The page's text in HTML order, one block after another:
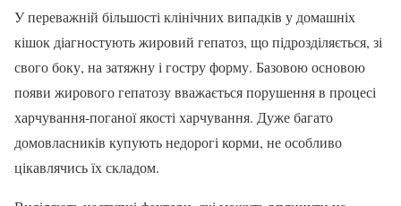
У переважній більшості клінічних випадків у домашніх
кішок діагностують жировий гепатоз, що підрозділяється, зі
свого боку, на затяжну і гостру форму. Базовою основою
появи жирового гепатозу вважається порушення в процесі
харчування-поганої якості харчування. Дуже багато
домовласників купують недорогі корми, не особливо
цікавлячись їх складом.